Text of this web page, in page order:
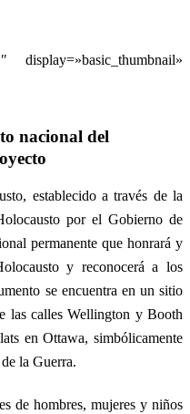
nacional del
establecido a través de la
por el Gobierno de
permanente que honrará y
y reconocerá a los
se encuentra en un sitio
las calles Wellington y Booth
en Ottawa, simbólicamente
la Guerra.
de hombres, mujeres y niños